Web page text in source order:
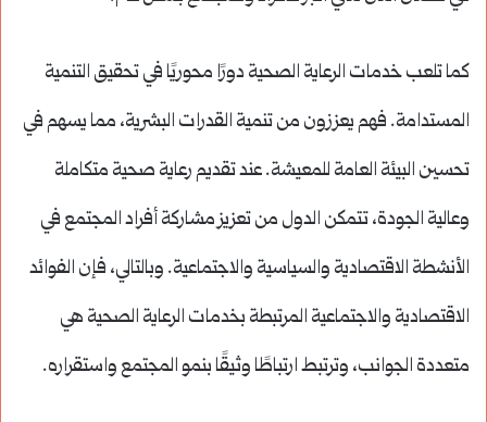
كما تلعب خدمات الرعاية الصحية دورًا محوريًا في تحقيق التنمية
المستدامة. فهم يعززون من تنمية القدرات البشرية، مما يسهم في
تحسين البيئة العامة للمعيشة. عند تقديم رعاية صحية متكاملة
وعالية الجودة، تتمكن الدول من تعزيز مشاركة أفراد المجتمع في
الأنشطة الاقتصادية والسياسية والاجتماعية. وبالتالي، فإن الفوائد
الاقتصادية والاجتماعية المرتبطة بخدمات الرعاية الصحية هي
متعددة الجوانب، وترتبط ارتباطًا وثيقًا بنمو المجتمع واستقراره.